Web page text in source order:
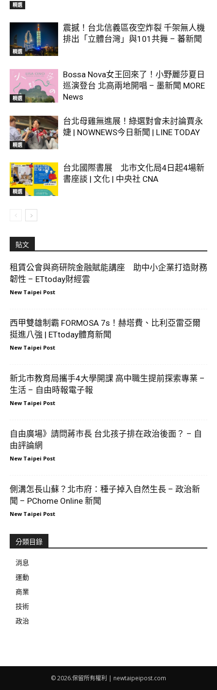
精選
精選
震撼！台北信義區夜空炸裂 千架無人機
排出「立體台灣」與101共舞 – 蕃新聞
精選
Bossa Nova女王回來了！小野麗莎夏日
巡演登台 北高兩地開唱 – 墨新聞 MORE
News
精選
台北母雞無進展！綠選對會未討論賈永
婕 | NOWNEWS今日新聞 | LINE TODAY
精選
台北國際書展 北市文化局4日起4場新
書座談 | 文化 | 中央社 CNA
貼文
租賃公會與商研院金融賦能講座 助中小企業打造財務
韌性 – ETtoday財經雲
New Taipei Post
西甲雙雄制霸 FORMOSA 7s！赫塔費、比利亞雷亞爾
挺進八強 | ETtoday體育新聞
New Taipei Post
新北市教育局攜手4大學開課 高中職生提前探索專業 –
生活 – 自由時報電子報
New Taipei Post
自由廣場》請問蔣市長 台北孩子排在政治後面？ – 自
由評論網
New Taipei Post
側溝怎長山蘇？北市府：種子掉入自然生長 – 政治新
聞 – PChome Online 新聞
New Taipei Post
分類目錄
消息
運動
商業
技術
政治
© 2026.保留所有權利 | newtaipeipost.com